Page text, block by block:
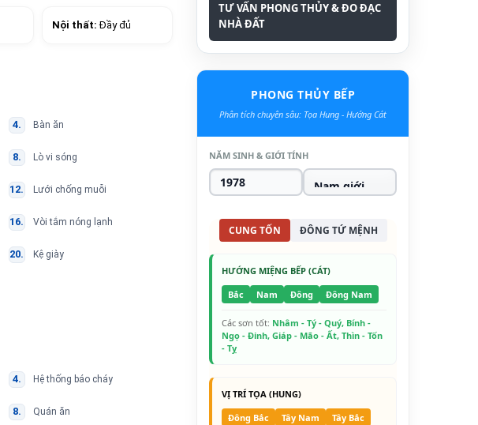
Nội thất:Đầy đủ
Bàn ăn
Lò vi sóng
Lưới chống muỗi
Vòi tắm nóng lạnh
Kệ giày
Hệ thống báo cháy
Quán ăn
TƯ VẤN PHONG THỦY & ĐO ĐẠC
NHÀ ĐẤT
PHONG THỦY BẾP
Phân tích chuyên sâu: Tọa Hung - Hướng Cát
NĂM SINH & GIỚI TÍNH
CUNG TỐN ĐÔNG TỨ MỆNH
HƯỚNG MIỆNG BẾP (CÁT)
Bắc
Nam Đông Đông Nam
Các sơn tốt: Nhâm - Tý - Quý, Bính -
Ngọ - Đinh, Giáp - Mão - Ất, Thìn - Tốn
- Tỵ
VỊ TRÍ TỌA (HUNG)
Đông Bắc
Tây Nam
Tây Bắc